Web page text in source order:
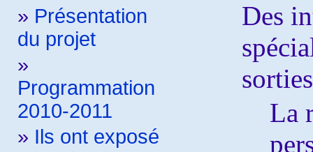
» Présentation
du projet
»
Programmation
2010-2011
» Ils ont exposé
Des
La